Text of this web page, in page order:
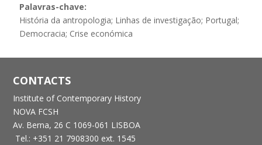
Palavras-chave:
História da antropologia; Linhas de investigação; Portugal;
Democracia; Crise económica
CONTACTS
Institute of Contemporary History
NOVA FCSH
Av. Berna, 26 C 1069-061 LISBOA
Tel.: +351 21 7908300 ext. 1545